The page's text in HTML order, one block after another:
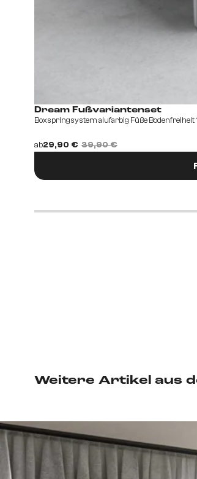
Dream Fußvariantenset
Boxspringsystem alufarbig Füße
ab29,90 € 39,90 €
Weitere Artikel aus